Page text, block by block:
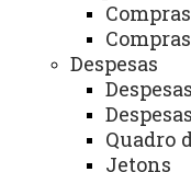
Despesas
Quadro
Jetons
Comunicação Social
Igualdade e
Sistema de Controle